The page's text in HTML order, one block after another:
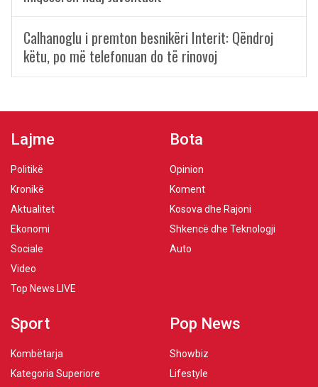
Calhanoglu i premton besnikëri Interit: Qëndroj
këtu, po më telefonuan do të rinovoj
Lajme
Politikë
Kronikë
Aktualitet
Ekonomi
Sociale
Video
Top News LIVE
Bota
Opinion
Koment
Kosova dhe Rajoni
Shkencë dhe Teknologji
Auto
Sport
Kombëtarja
Kategoria Superiore
Pop News
Showbiz
Lifestyle